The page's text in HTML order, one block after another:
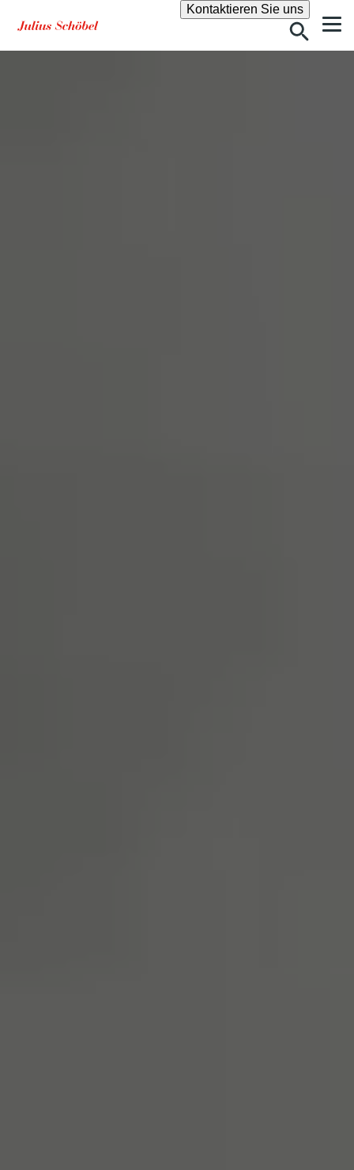
Kontaktieren Sie unsSuche